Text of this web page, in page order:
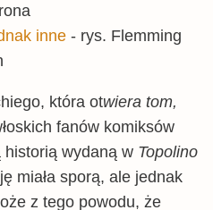
inne - rys. Flemming
która otwiera tom,
fanów komiksów
historią wydaną w Topolino
miała sporą, ale jednak
z tego powodu, że